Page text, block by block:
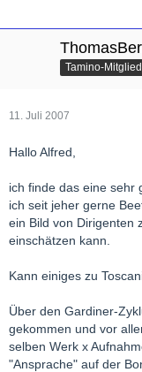
Tamino-Mitglied
11. Juli 2007
Hallo Alfred,
ich finde das eine sehr
ich seit jeher gerne
ein Bild von Dirigenten
einschätzen kann.
Kann einiges zu
Über den Gardiner-
gekommen und vor
selben Werk x
"Ansprache" auf der